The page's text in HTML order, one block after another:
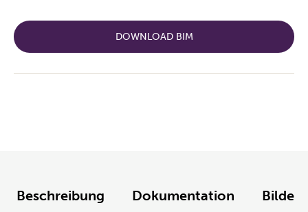
DOWNLOAD BIM
Beschreibung Dokumentation Bilder